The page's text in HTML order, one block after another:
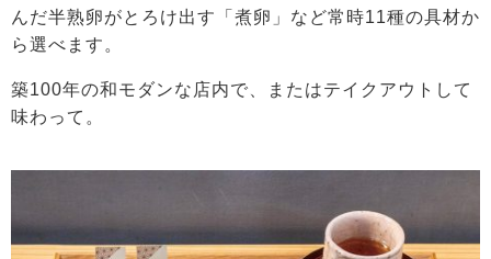
んだ半熟卵がとろけ出す「煮卵」など常時11種の具材か
ら選べます。
築100年の和モダンな店内で、またはテイクアウトして
味わって。